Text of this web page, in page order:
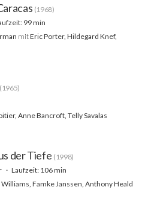
(1968)
99 min
mitEric Porter, Hildegard Knef,
(1965)
Anne Bancroft, Telly Savalas
der Tiefe (1998)
Laufzeit: 106 min
Williams, Famke Janssen, Anthony Heald